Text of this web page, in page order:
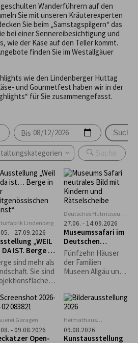
Wanderführern auf den
Sie mit unseren Kräuterexperten
Sie beim „Samstagspilgern“ das
bei einer Sennereibesichtigung und
wie der Käse auf den Teller kommt.
finden Sie im Westallgäuer
wie den Lindenberger Huttag
und Gourmetfest haben wir in der
für Sie zusammengefasst.
Bis Suchen
Lindenberg
- 27.09.2026
„WEIL
DA IST. Berge in
sind mehr als
Sie sind
Mythos
Realität. Die
„Weil er
ist…“
diese
Deutsches Hutmuseum,
Lindenberg
27.06. - 14.09.2026
Museumssafari im
Deutschen
Hutmuseum
Fünfzehn Häuser
der Familien
Museen Allgäu und
Safari ein. In allen
Museen gibt es in
diesem Zeitraum
ein tierisches
Rätsel zu lösen, bei
Garagen
- 09.08.2026
Open-
Heimathaus
Zwirkenberg
09.08.2026
Kunstausstellung